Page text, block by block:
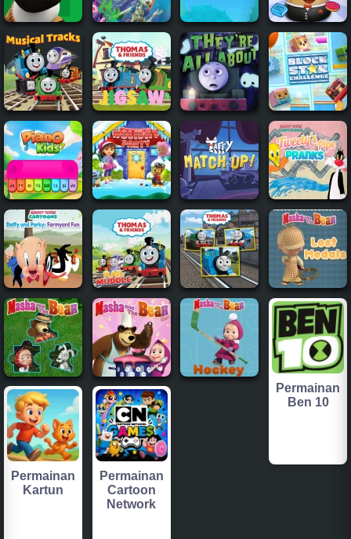
Permainan
Ben 10
Permainan
Kartun
Permainan
Cartoon
Network